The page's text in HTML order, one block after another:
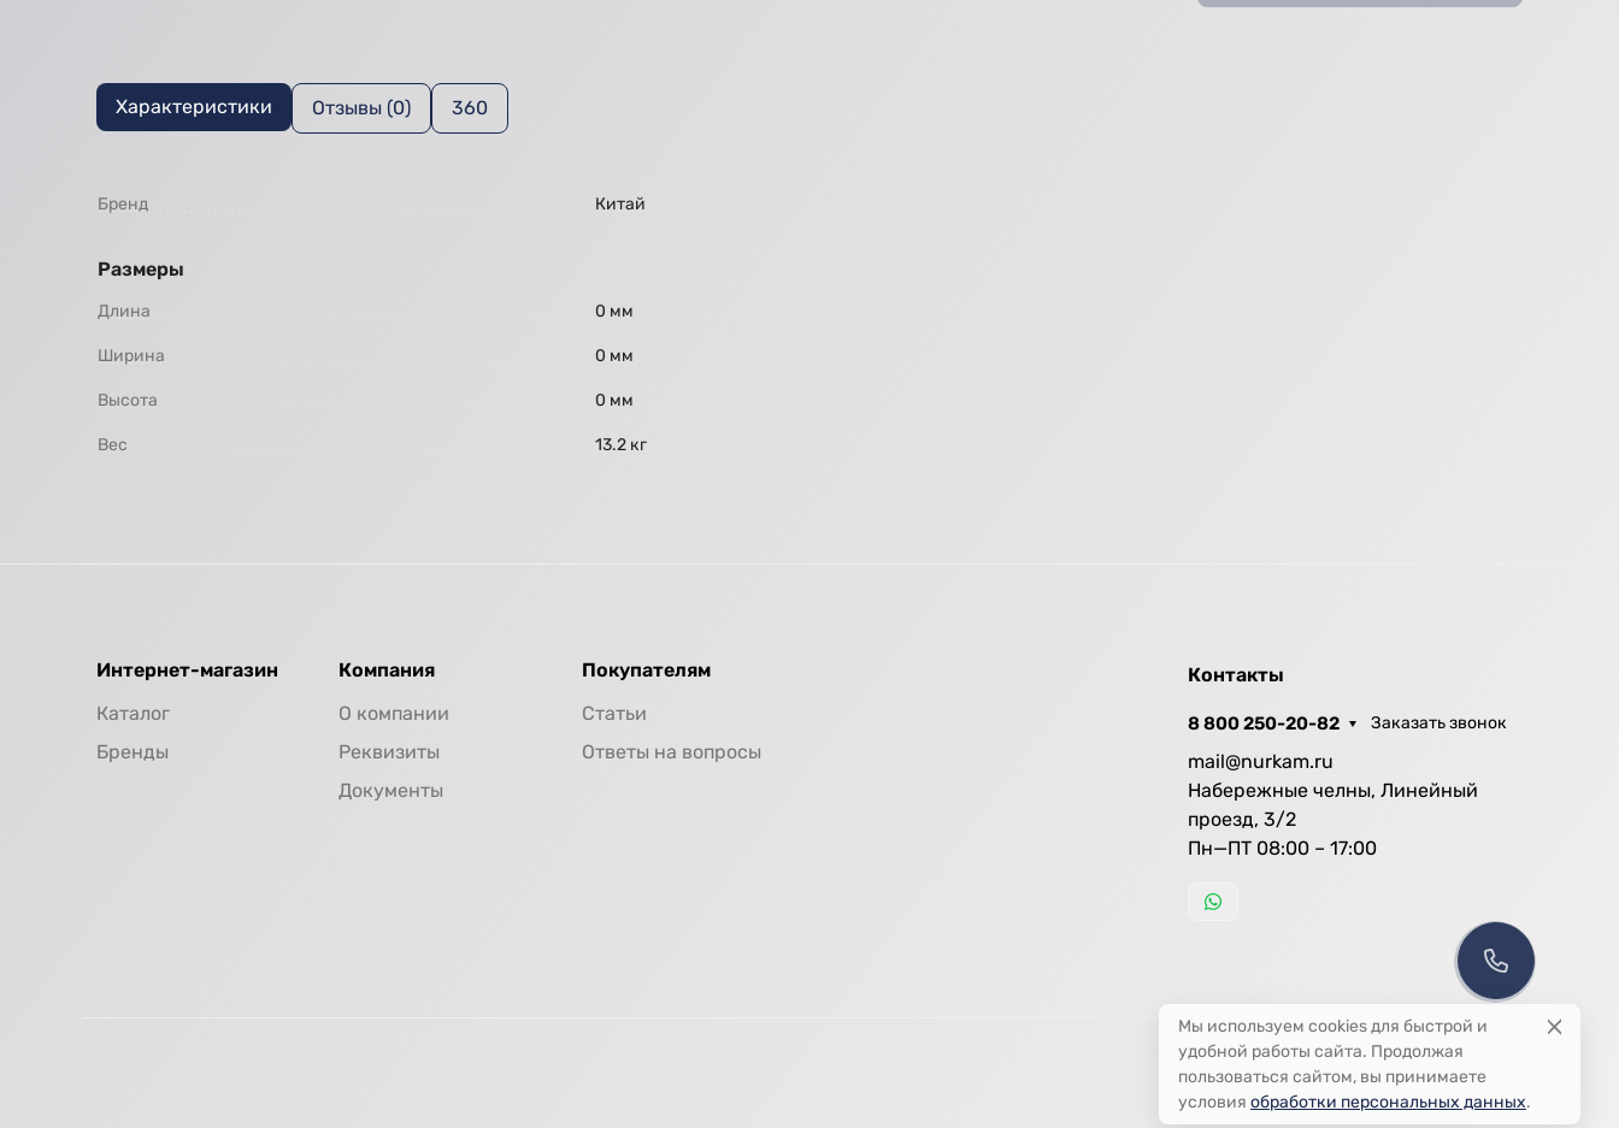
Характеристики Отзывы (0) 360
Бренд Китай
Размеры
Длина 0 мм
Ширина 0 мм
Высота 0 мм
Вес 13.2 кг
Интернет-магазин
Каталог
Бренды
Компания
О компании
Реквизиты
Документы
Покупателям
Статьи
Ответы на вопросы
Контакты
8 800 250-20-82 Заказать звонок
mail@nurkam.ru
Набережные челны, Линейный
проезд, 3/2
Пн—ПТ 08:00 – 17:00
Мы используем cookies для быстрой и
удобной работы сайта. Продолжая
пользоваться сайтом, вы принимаете
условия обработки персональных данных.